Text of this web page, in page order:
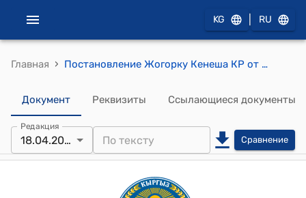
KG RU
Главная › Постановление Жогорку Кенеша КР от 18 апреля 2024 года № 2014-VII ""О принятии во втором чтении проекта Закона Кыргызской Республики "О внесении изменений в Закон Кыргызской Республики "О платежной системе Кыргызской Республики""
Документ Реквизиты Ссылающиеся документы
Редакция
18.04.2024 Сравнение